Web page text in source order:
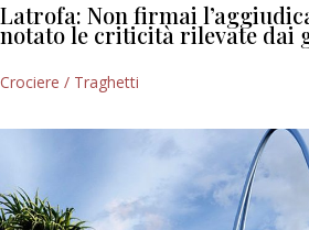
Latrofa: Non firmai
notato le criticità rilevate dai
Crociere / Traghetti